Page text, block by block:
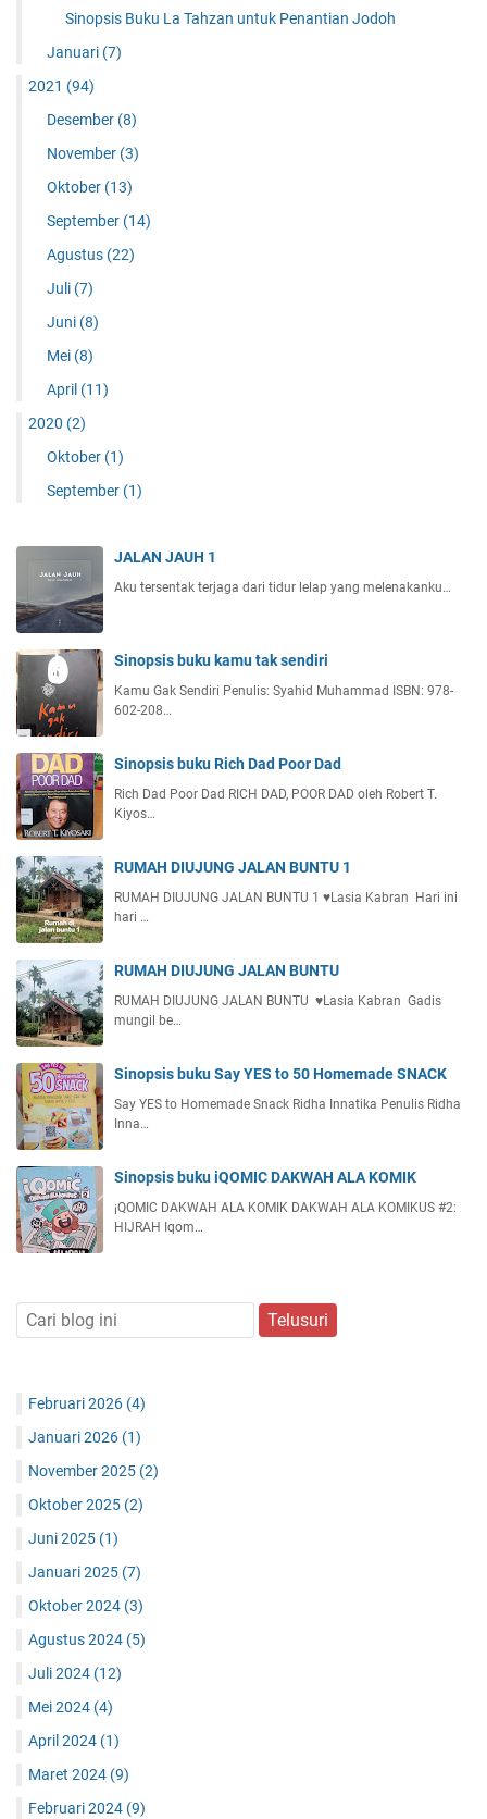
Sinopsis Buku La Tahzan untuk Penantian Jodoh
Januari (7)
2021 (94)
Desember (8)
November (3)
Oktober (13)
September (14)
Agustus (22)
Juli (7)
Juni (8)
Mei (8)
April (11)
2020 (2)
Oktober (1)
September (1)
JALAN JAUH 1
Aku tersentak terjaga dari tidur lelap yang melenakanku…
Sinopsis buku kamu tak sendiri
Kamu Gak Sendiri Penulis: Syahid Muhammad ISBN: 978-
602-208…
Sinopsis buku Rich Dad Poor Dad
Rich Dad Poor Dad RICH DAD, POOR DAD oleh Robert T.
Kiyos…
RUMAH DIUJUNG JALAN BUNTU 1
RUMAH DIUJUNG JALAN BUNTU 1 ♥️Lasia Kabran Hari ini
hari …
RUMAH DIUJUNG JALAN BUNTU
RUMAH DIUJUNG JALAN BUNTU ♥️Lasia Kabran Gadis
mungil be…
Sinopsis buku Say YES to 50 Homemade SNACK
Say YES to Homemade Snack Ridha Innatika Penulis Ridha
Inna…
Sinopsis buku iQOMIC DAKWAH ALA KOMIK
¡QOMIC DAKWAH ALA KOMIK DAKWAH ALA KOMIKUS #2:
HIJRAH Iqom…
Februari 2026 (4)
Januari 2026 (1)
November 2025 (2)
Oktober 2025 (2)
Juni 2025 (1)
Januari 2025 (7)
Oktober 2024 (3)
Agustus 2024 (5)
Juli 2024 (12)
Mei 2024 (4)
April 2024 (1)
Maret 2024 (9)
Februari 2024 (9)